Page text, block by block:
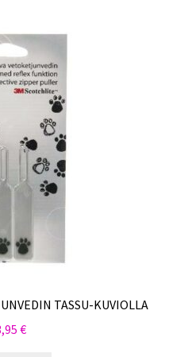
TASSU-KUVIOLLA
€